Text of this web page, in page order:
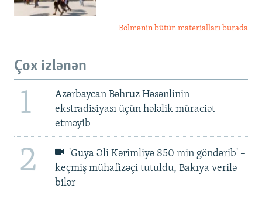
Bölmənin bütün materialları burada
Çox izlənən
1
Azərbaycan Bəhruz Həsənlinin
ekstradisiyası üçün hələlik müraciət
etməyib
2
'Guya Əli Kərimliyə 850 min göndərib' –
keçmiş mühafizəçi tutuldu, Bakıya verilə
bilər